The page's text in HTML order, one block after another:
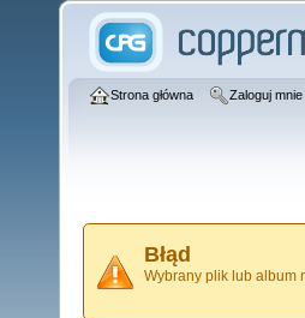
Strona główna Zaloguj mnie
Błąd
Wybrany plik lub album